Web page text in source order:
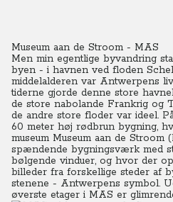
Museum aan de Stroom - MAS
Men min egentlige byvandring
byen - i havnen ved floden
middelalderen var Antwerpens
tiderne gjorde denne store
de store nabolande Frankrig og
de andre store floder var ideel.
60 meter høj rødbrun bygning,
museum Museum aan de Stroom
spændende bygningsværk med
bølgende vinduer, og hvor der
billeder fra forskellige steder af
stenene - Antwerpens symbol.
øverste etager i MAS er